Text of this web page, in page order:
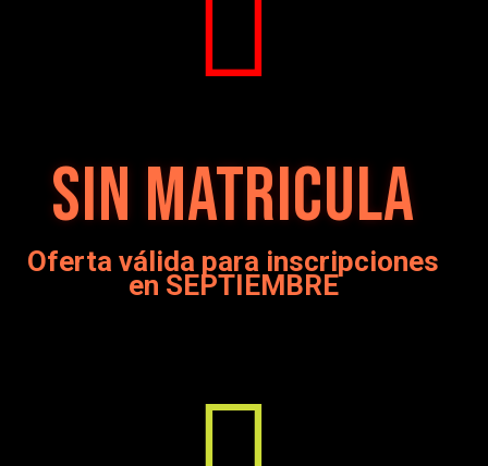
SIN MATRICULA
Oferta válida para inscripciones
en SEPTIEMBRE